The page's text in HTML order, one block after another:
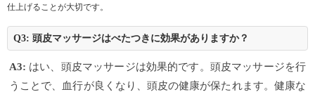
仕上げることが大切です。
Q3: 頭皮マッサージはべたつきに効果がありますか？
A3: はい、頭皮マッサージは効果的です。頭皮マッサージを行
うことで、血行が良くなり、頭皮の健康が保たれます。健康な